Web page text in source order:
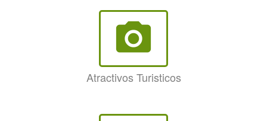
photo_camera
Atractivos Turisticos